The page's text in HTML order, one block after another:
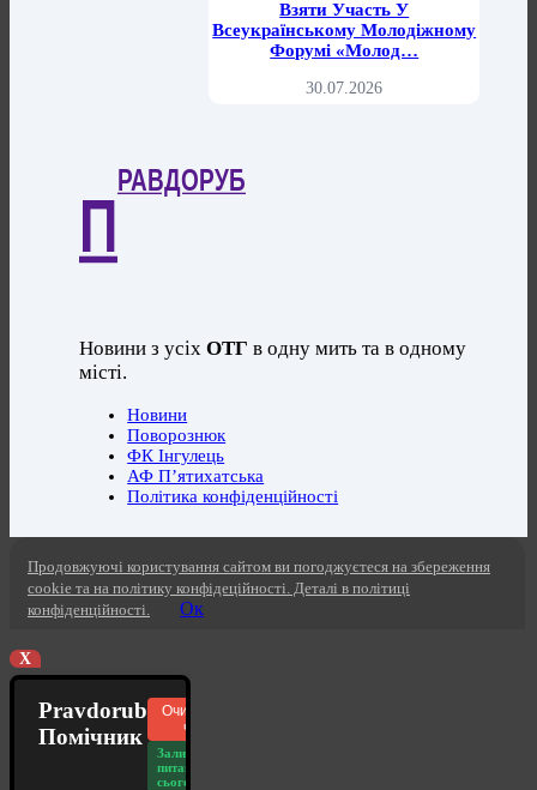
Взяти Участь У
Всеукраїнському Молодіжному
Форумі «Молод…
30.07.2026
П
РАВДОРУБ
Новини з усіхОТГ в одну мить та в одному
місті.
Новини
Поворознюк
ФК Інгулець
АФ П’ятихатська
Політика конфіденційності
Продовжуючі користування сайтом ви погоджуєтеся на збереження
cookie та на політику конфідеційності. Деталі в політиці
конфіденційності.
Ок
X
Pravdorub
Помічник
Очистити
чат
Залишилось
питань
сьогодні: 20